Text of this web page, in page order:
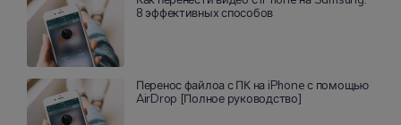
8 эффективных способов
Перенос файлоа с ПК на iPhone с помощью
AirDrop [Полное руководство]